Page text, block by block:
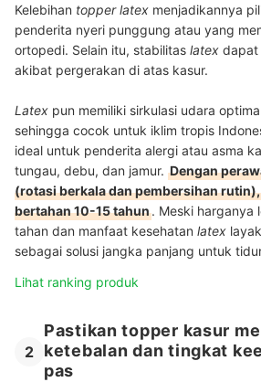
Kelebihan topper latex menjadikannya
penderita nyeri punggung atau yang
ortopedi. Selain itu, stabilitas latex dapat
akibat pergerakan di atas kasur.
Latex pun memiliki sirkulasi udara
sehingga cocok untuk iklim tropis
ideal untuk penderita alergi atau asma
tungau, debu, dan jamur. Dengan
(rotasi berkala dan pembersihan
bertahan 10-15 tahun. Meski harganya
tahan dan manfaat kesehatan latex
sebagai solusi jangka panjang untuk
Lihat ranking produk
2
Pastikan topper kasur
ketebalan dan tingkat
pas